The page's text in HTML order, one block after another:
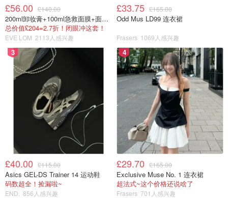
£56.00 £140.00
200ml卸妆膏+100ml急救面膜+面霜+洁颜布
总价值£204=2.7折！闭眼冲这套！
EVE LOM 2113人感兴趣
£33.75 £165.00
Odd Mus LD99 连衣裙
Frasers 1069人感兴趣
3
£40.00 £115.00
Asics GEL-DS Trainer 14 运动鞋
码数超全！捡漏啦~
END. 856人感兴趣
4
£29.70 £165.00
Exclusive Muse No. 1 连衣裙
超法式~这个价格还说啥了
Frasers 701人感兴趣